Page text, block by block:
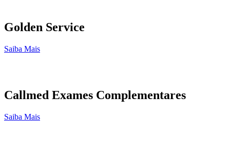
Golden Service
Saiba Mais
Callmed Exames Complementares
Saiba Mais